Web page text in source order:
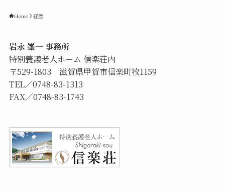
Home 経歴
岩永 峯一 事務所
特別養護老人ホーム 信楽荘内
〒529-1803 滋賀県甲賀市信楽町牧1159
TEL／0748-83-1313
FAX／0748-83-1743